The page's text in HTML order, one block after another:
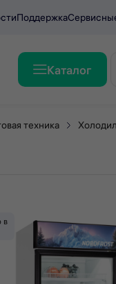
Поддержка
Каталог
техника
в